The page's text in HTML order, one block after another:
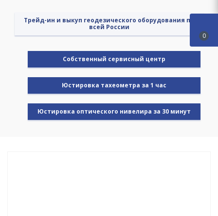
Трейд-ин и выкуп геодезического оборудования по
всей России
Cобственный сервисный центр
Юстировка тахеометра за 1 час
Юстировка оптического нивелира за 30 минут
0